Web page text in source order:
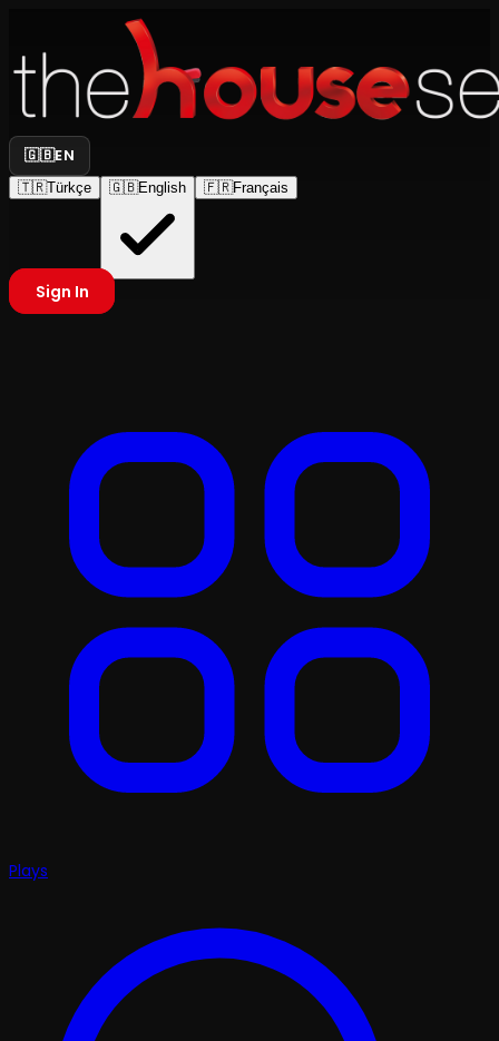
🇬🇧EN
🇹🇷Türkçe 🇬🇧English 🇫🇷Français
Sign In
Plays